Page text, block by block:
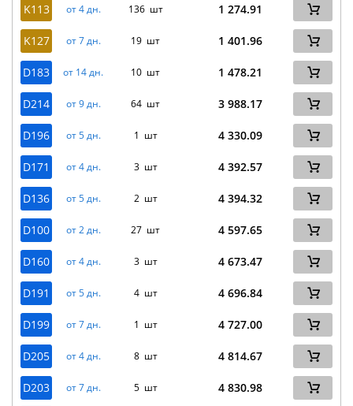
K113 от 4 дн. 136 шт 1 274.91
K127 от 7 дн. 19 шт 1 401.96
D183 от 14 дн. 10 шт 1 478.21
D214 от 9 дн. 64 шт 3 988.17
D196 от 5 дн. 1 шт 4 330.09
D171 от 4 дн. 3 шт 4 392.57
D136 от 5 дн. 2 шт 4 394.32
D100 от 2 дн. 27 шт 4 597.65
D160 от 4 дн. 3 шт 4 673.47
D191 от 5 дн. 4 шт 4 696.84
D199 от 7 дн. 1 шт 4 727.00
D205 от 4 дн. 8 шт 4 814.67
D203 от 7 дн. 5 шт 4 830.98